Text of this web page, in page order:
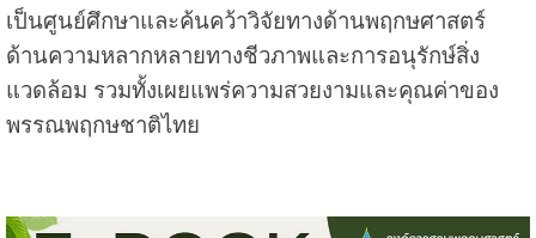
เป็นศูนย์ศึกษาและค้นคว้าวิจัยทางด้านพฤกษศาสตร์
ด้านความหลากหลายทางชีวภาพและการอนุรักษ์สิ่ง
แวดล้อม รวมทั้งเผยแพร่ความสวยงามและคุณค่าของ
พรรณพฤกษชาติไทย